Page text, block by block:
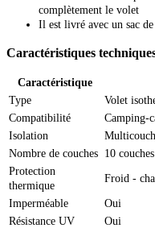
complètement le volet
Il est livré avec un sac
Caractéristiques
Caractéristique
Type
Volet
Compatibilité
Camping-
Isolation
Nombre de couches 10 couches
Protection
thermique
Froid -
Imperméable
Oui
Résistance UV
Oui